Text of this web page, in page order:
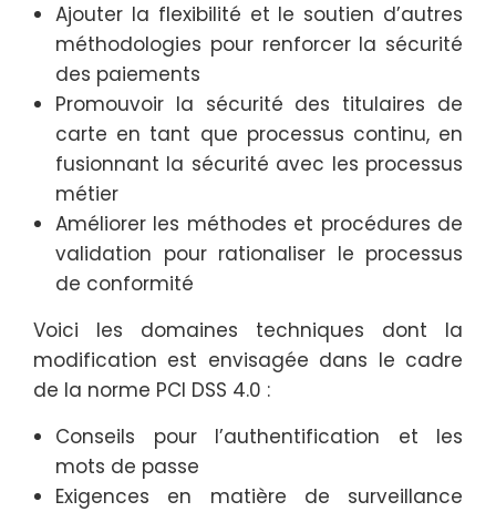
Ajouter la flexibilité et le soutien d’autres
méthodologies pour renforcer la sécurité
des paiements
Promouvoir la sécurité des titulaires de
carte en tant que processus continu, en
fusionnant la sécurité avec les processus
métier
Améliorer les méthodes et procédures de
validation pour rationaliser le processus
de conformité
Voici les domaines techniques dont la
modification est envisagée dans le cadre
de la norme PCI DSS 4.0 :
Conseils pour l’authentification et les
mots de passe
Exigences en matière de surveillance